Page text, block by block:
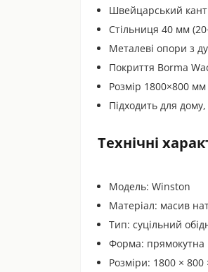
Швейцарський
Стільниця 40 мм
Металеві опори з
Покриття Borma
Розмір 1800×800
Підходить для дому,
Технічні
Модель: Winston
Матеріал: масив
Тип: суцільний
Форма: прямокутна
Розміри: 1800 ×